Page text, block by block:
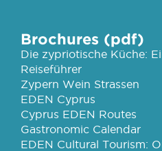
Brochures (pdf)
Die zypriotische Küche:
Reiseführer
Zypern Wein Strassen
EDEN Cyprus
Cyprus EDEN Routes
Gastronomic Calendar
EDEN Cultural Tourism: